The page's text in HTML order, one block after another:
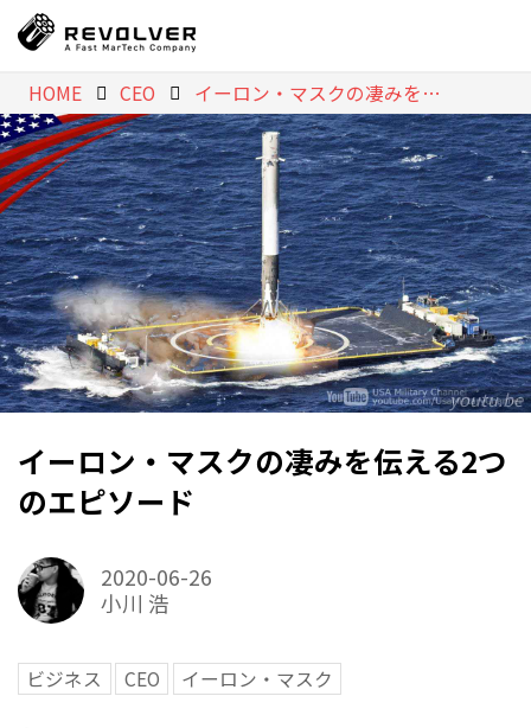
HOME CEO イーロン・マスクの凄みを伝える2つのエピソード
youtu.be
イーロン・マスクの凄みを伝える2つ
のエピソード
2020-06-26
小川 浩
ビジネス CEO イーロン・マスク